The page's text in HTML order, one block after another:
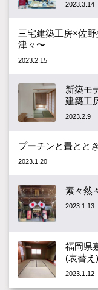
2023.3.14
三宅建築工房×佐
津々〜
2023.2.15
新築モ
建築工
2023.2.9
プーチンと畳とと
2023.1.20
素々然
2023.1.13
福岡県
(表替え)
2023.1.12